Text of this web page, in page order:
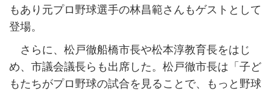
もあり元プロ野球選手の林昌範さんもゲストとして
登場。
さらに、松戸徹船橋市長や松本淳教育長をはじ
め、市議会議長らも出席した。松戸徹市長は「子ど
もたちがプロ野球の試合を見ることで、もっと野球